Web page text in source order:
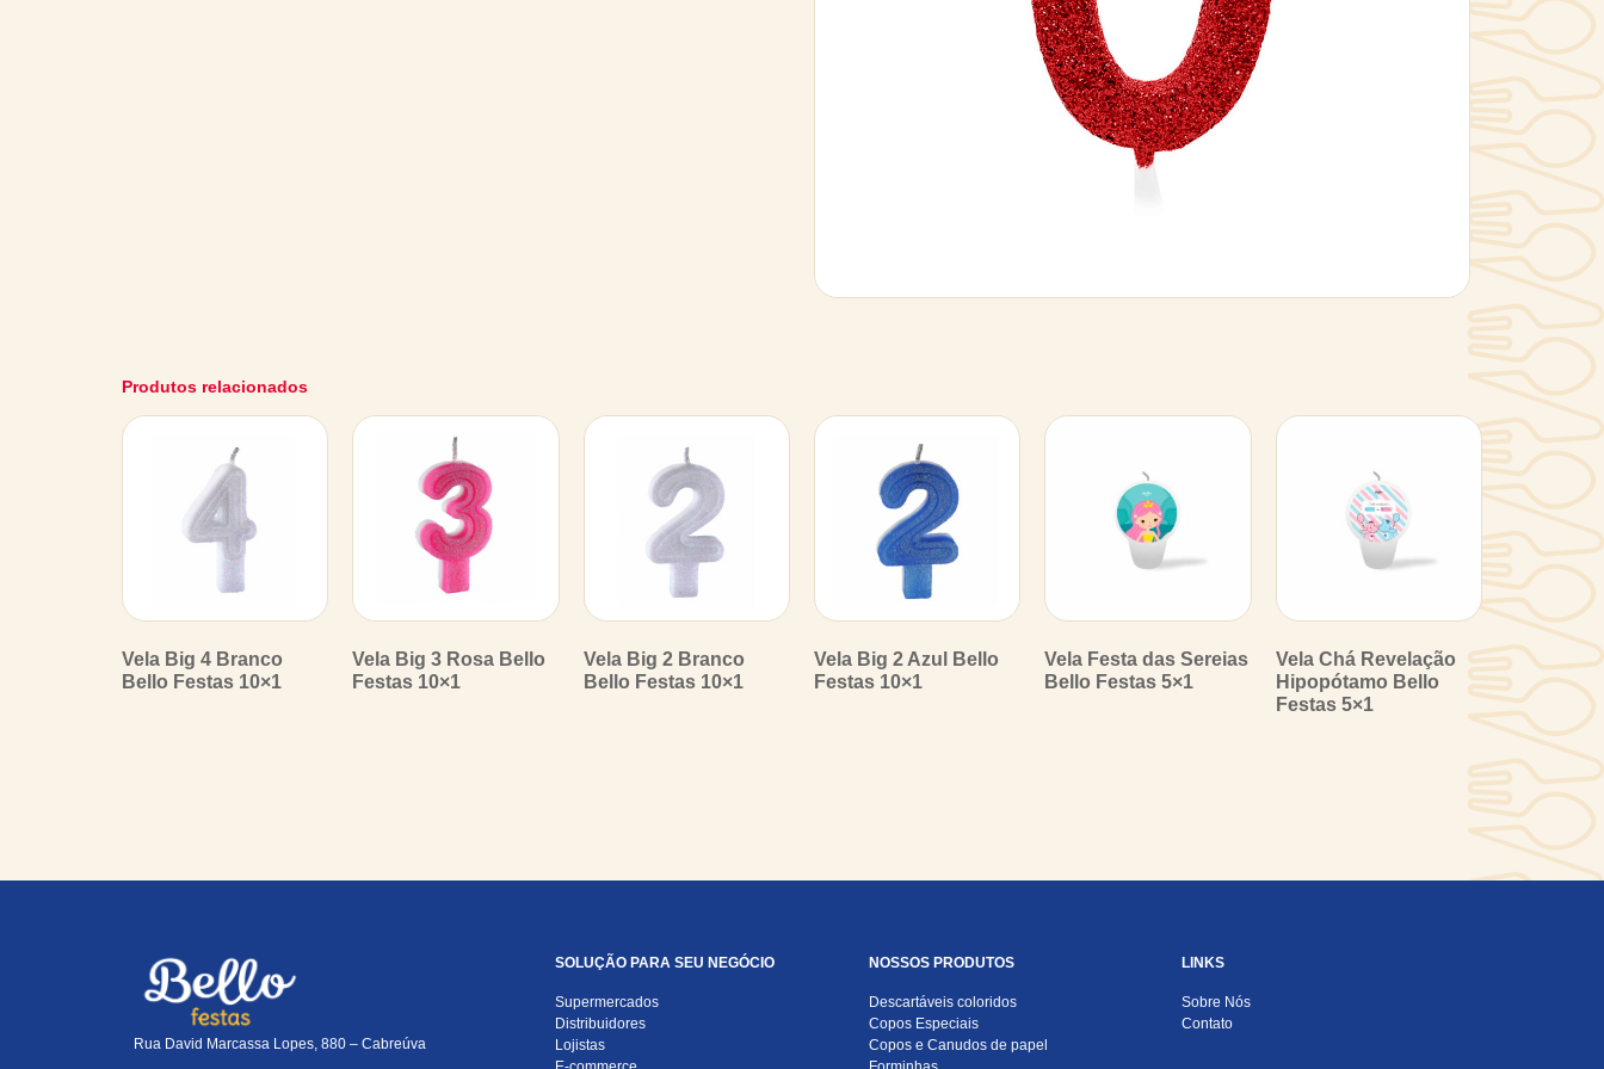
Produtos relacionados
Vela Big 4 Branco
Bello Festas 10×1
Vela Big 3 Rosa Bello
Festas 10×1
Vela Big 2 Branco
Bello Festas 10×1
Vela Big 2 Azul Bello
Festas 10×1
Vela Festa das Sereias
Bello Festas 5×1
Vela Chá Revelação
Hipopótamo Bello
Festas 5×1
Rua David Marcassa Lopes, 880 – Cabreúva
SOLUÇÃO PARA SEU NEGÓCIO
Supermercados
Distribuidores
Lojistas
NOSSOS PRODUTOS
Descartáveis coloridos
Copos Especiais
Copos e Canudos de papel
LINKS
Sobre Nós
Contato